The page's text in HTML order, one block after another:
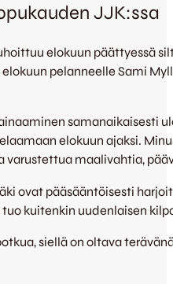
JJK:ssa
elokuun päättyessä
elokuun pelanneelle Sami
samanaikaisesti
elokuun ajaksi.
varustettua maalivahtia,
ovat pääsääntöisesti
kuitenkin uudenlaisen
siellä on oltava